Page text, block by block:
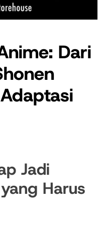
Dari
Jadi
Harus